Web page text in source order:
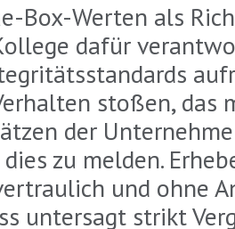
Box-Werten als
dafür
stoßen, das
der
zu melden.
und ohne
untersagt strikt